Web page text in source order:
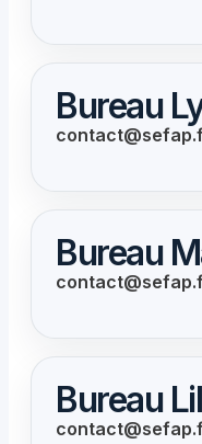
Bureau
Bureau
Bureau